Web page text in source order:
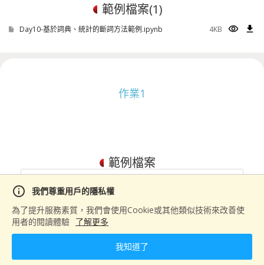
範例檔案(1)
Day10-基於詞典、統計的斷詞方法範例.ipynb 4KB visibility download
作業1
範例檔案
Oops, 沒有任何作業程式碼。
info
我們尊重用戶的隱私權
為了提升服務素質，我們會使用Cookie或其他類似技術來改善使
用者的閱讀體驗 了解更多
我知道了